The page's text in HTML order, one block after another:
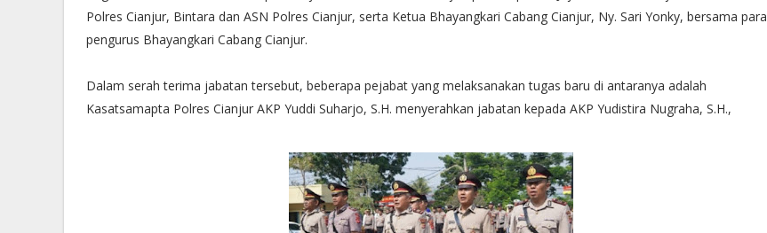
Polres Cianjur, Bintara dan ASN Polres Cianjur, serta Ketua Bhayangkari Cabang Cianjur, Ny. Sari Yonky, bersama para
pengurus Bhayangkari Cabang Cianjur.
Dalam serah terima jabatan tersebut, beberapa pejabat yang melaksanakan tugas baru di antaranya adalah
Kasatsamapta Polres Cianjur AKP Yuddi Suharjo, S.H. menyerahkan jabatan kepada AKP Yudistira Nugraha, S.H.,